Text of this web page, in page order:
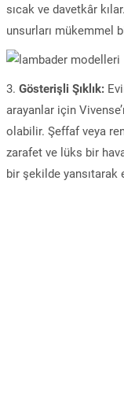
sıcak ve davetkâr
unsurları mükemmel
3. Gösterişli Şıklık:
arayanlar için
olabilir. Şeffaf veya
zarafet ve lüks bir
bir şekilde